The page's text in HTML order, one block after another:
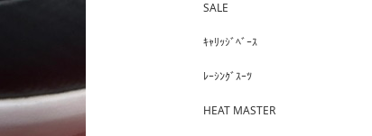
SALE
ｷｬﾘｯｼﾞﾍﾞｰｽ
ﾚｰｼﾝｸﾞｽｰﾂ
HEAT MASTER